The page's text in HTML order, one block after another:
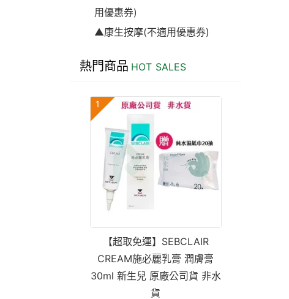
用優惠券)
▲康生按摩(不適用優惠券)
熱門商品 HOT SALES
1
【超取免運】SEBCLAIR
CREAM施必麗乳膏 潤膚膏
30ml 新生兒 原廠公司貨 非水
貨